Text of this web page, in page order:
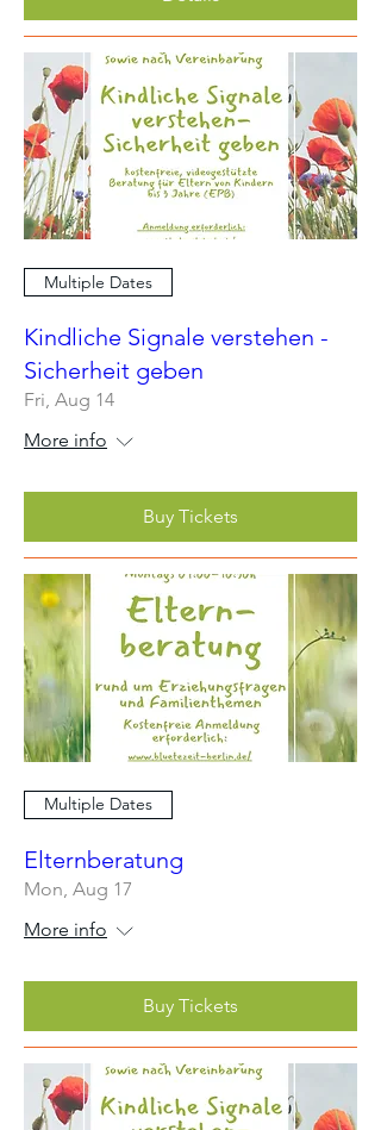
Multiple Dates
Kindliche Signale verstehen -
Sicherheit geben
Fri, Aug 14
More info
Buy Tickets
Multiple Dates
Elternberatung
Mon, Aug 17
More info
Buy Tickets